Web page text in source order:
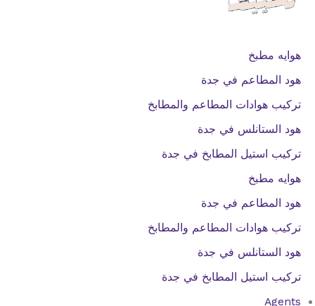
هوايه مطبخ
هود المطاعم في جدة
تركيب هوادات المطاعم والمطابخ
هود الستانلس في جدة
تركيب استيل المطابخ في جدة
هوايه مطبخ
هود المطاعم في جدة
تركيب هوادات المطاعم والمطابخ
هود الستانلس في جدة
تركيب استيل المطابخ في جدة
Agents